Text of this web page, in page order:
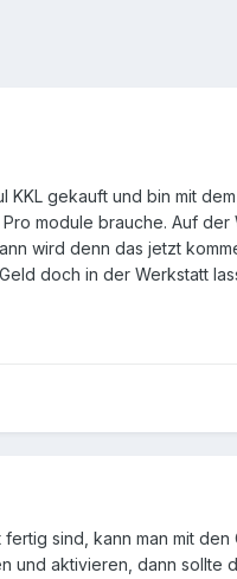
KKL gekauft und bin mit
module brauche. Auf
wird denn das jetzt
doch in der Werkstatt
sind, kann man mit
und aktivieren, dann sollte